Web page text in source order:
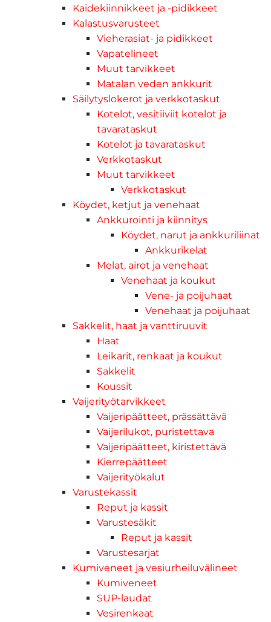
Kaidekiinnikkeet ja -pidikkeet
Kalastusvarusteet
Vieherasiat- ja pidikkeet
Vapatelineet
Muut tarvikkeet
Matalan veden ankkurit
Säilytyslokerot ja verkkotaskut
Kotelot, vesitiiviit kotelot ja
tavarataskut
Kotelot ja tavarataskut
Verkkotaskut
Muut tarvikkeet
Verkkotaskut
Köydet, ketjut ja venehaat
Ankkurointi ja kiinnitys
Köydet, narut ja ankkuriliinat
Ankkurikelat
Melat, airot ja venehaat
Venehaat ja koukut
Vene- ja poijuhaat
Venehaat ja poijuhaat
Sakkelit, haat ja vanttiruuvit
Haat
Leikarit, renkaat ja koukut
Sakkelit
Koussit
Vaijerityötarvikkeet
Vaijeripäätteet, prässättävä
Vaijerilukot, puristettava
Vaijeripäätteet, kiristettävä
Kierrepäätteet
Vaijerityökalut
Varustekassit
Reput ja kassit
Varustesäkit
Reput ja kassit
Varustesarjat
Kumiveneet ja vesiurheiluvälineet
Kumiveneet
SUP-laudat
Vesirenkaat